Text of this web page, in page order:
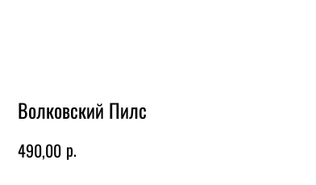
Волковский Пилс
490,00 р.